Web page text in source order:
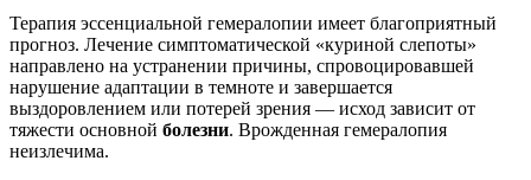
Терапия эссенциальной гемералопии имеет благоприятный
прогноз. Лечение симптоматической «куриной слепоты»
направлено на устранении причины, спровоцировавшей
нарушение адаптации в темноте и завершается
выздоровлением или потерей зрения — исход зависит от
тяжести основной болезни. Врожденная гемералопия
неизлечима.